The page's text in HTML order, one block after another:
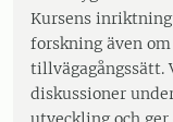
Kursens
forskning även
tillvägagångssätt.
diskussioner